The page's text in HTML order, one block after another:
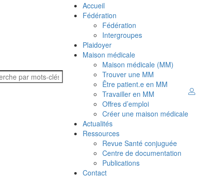
Accueil
Fédération
Fédération
Intergroupes
Plaidoyer
Maison médicale
Maison médicale (MM)
Trouver une MM
Être patient.e en MM
Travailler en MM
Offres d’emploi
Créer une maison médicale
Actualités
Ressources
Revue Santé conjuguée
Centre de documentation
Publications
Contact